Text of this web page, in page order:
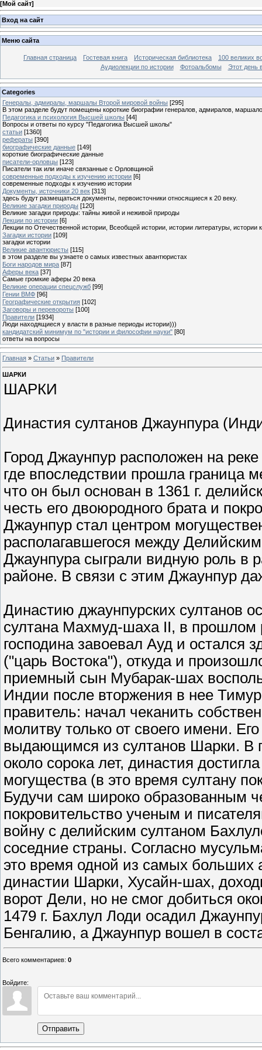
[Мой сайт]
Вход на сайт
Меню сайта
Главная страница Гостевая книга Историческая библиотека
100 великих
Аудиолекции по истории
Фотоальбомы Этот день
Categories
Генералы, адмиралы, маршалы Второй мировой войны [295]
В этом разделе будут помещены короткие биографии генералов, адмиралов,
Педагогика и психология Высшей школы [44]
Вопросы и ответы по курсу "Педагогика Высшей школы"
статьи [1360]
рефераты [390]
биографические данные [149]
короткие биографические данные
писатели-орловцы [123]
Писатели так или иначе связанные с Орловщиной
современные подходы к изучению истории [6]
современные подходы к изучению истории
Документы, источники 20 век [313]
здесь будут размещаться документы, первоисточники относящиеся к 20 веку.
Великие загадки природы [120]
Великие загадки природы: тайны живой и неживой природы
Лекции по истории [6]
Лекции по Отечественной истории, Всеобщей истории, истории литературы, истории
Загадки истории [109]
загадки истории
Великие авантюристы [115]
в этом разделе вы узнаете о самых известных авантюристах
Боги народов мира [87]
Аферы века [37]
Самые громкие аферы 20 века
Великие операции спецслужб [99]
Гении ВМФ [96]
Географические открытия [102]
Заговоры и перевороты [100]
Правители [1934]
Люди находящиеся у власти в разные периоды истории)))
кандидатский минимум по "истории и философии науки" [80]
ответы на вопросы
Главная » Статьи » Правители
ШАРКИ
ШАРКИ
Династия султанов Джаунпура
Город Джаунпур расположен на
где впоследствии прошла граница
что он был основан в 1361 г.
честь его двоюродного брата и
Джаунпур стал центром
располагавшегося между
Джаунпура сыграли видную роль в
районе. В связи с этим Джаунпур
Династию джаунпурских султанов
султана Махмуд-шаха II, в прошлом
господина завоевал Ауд и остался
("царь Востока"), откуда и
приемный сын Мубарак-шах
Индии после вторжения в нее
правитель: начал чеканить
молитву только от своего имени.
выдающимся из султанов Шарки. В
около сорока лет, династия
могущества (в это время султану
Будучи сам широко образованным
покровительство ученым и
войну с делийским султаном
соседние страны. Согласно
это время одной из самых
династии Шарки, Хусайн-шах,
ворот Дели, но не смог добиться
1479 г. Бахлул Лоди осадил
Бенгалию, а Джаунпур вошел в
Всего комментариев: 0
Войдите:
Отправить